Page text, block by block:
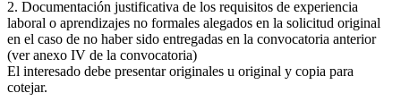
2. Documentación justificativa de los requisitos de experiencia
laboral o aprendizajes no formales alegados en la solicitud original
en el caso de no haber sido entregadas en la convocatoria anterior
(ver anexo IV de la convocatoria)
El interesado debe presentar originales u original y copia para
cotejar.